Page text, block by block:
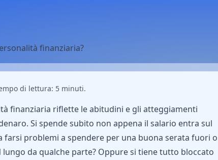
finanziaria?
di lettura: 5 minuti.
finanziaria riflette le abitudini e gli atteggiamenti
Si spende subito non appena il salario entra sul
farsi problemi a spendere per una buona serata fuori o
lungo da qualche parte? Oppure si tiene tutto bloccato